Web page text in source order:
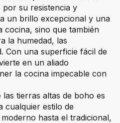
su resistencia y
un brillo excepcional y una
cocina, sino que también
la humedad, las
Con una superficie fácil de
en un aliado
la cocina impecable con
las tierras altas de boho es
cualquier estilo de
hasta el tradicional,